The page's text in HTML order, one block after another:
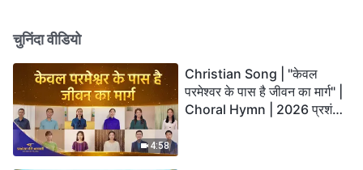
चुनिंदा वीडियो
4:58
Christian Song | "केवल
परमेश्वर के पास है जीवन का मार्ग" |
Choral Hymn | 2026 प्रशंसा